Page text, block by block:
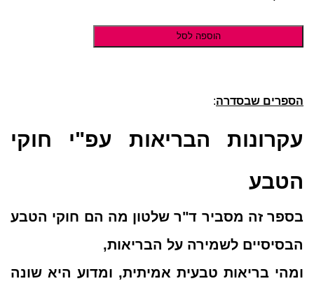
הוספה לסל
הספרים שבסדרה:
עקרונות הבריאות עפ"י חוקי
הטבע
בספר זה מסביר ד"ר שלטון מה הם חוקי הטבע
הבסיסיים לשמירה על הבריאות,
ומהי בריאות טבעית אמיתית, ומדוע היא שונה